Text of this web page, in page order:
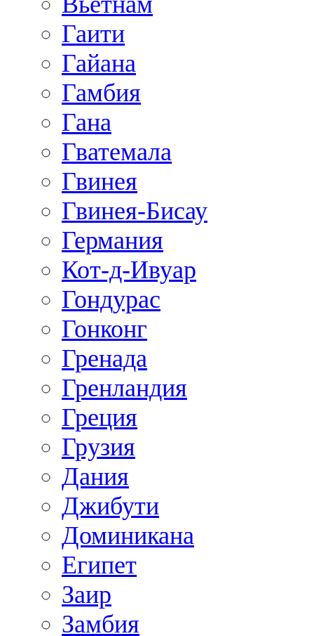
Гаити
Гайана
Гамбия
Гана
Гватемала
Гвинея
Гвинея-Бисау
Германия
Кот-д-Ивуар
Гондурас
Гонконг
Гренада
Гренландия
Греция
Грузия
Дания
Джибути
Доминикана
Египет
Заир
Замбия